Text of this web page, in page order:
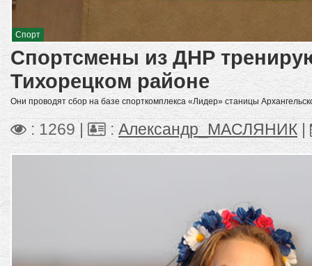
Спорт
Спортсмены из ДНР
Тихорецком районе
Они проводят сбор на базе спорткомплекса «Лидер» станицы
: 1269 | :Александр_МАСЛЯНИК